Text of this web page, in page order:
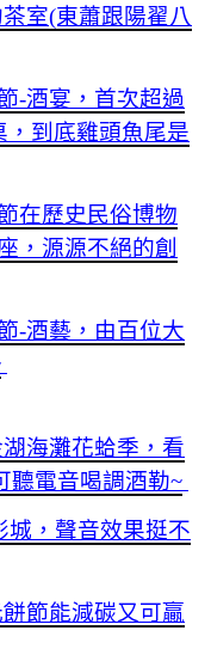
室(東蕭跟陽翟八
-酒宴，首次超過
，到底雞頭魚尾是
在歷史民俗博物
，源源不絕的創
-酒藝，由百位大
海灘花蛤季，看
聽電音喝調酒勒~
城，聲音效果挺不
節能減碳又可贏